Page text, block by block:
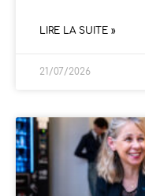
LIRE LA SUITE »
21/07/2026